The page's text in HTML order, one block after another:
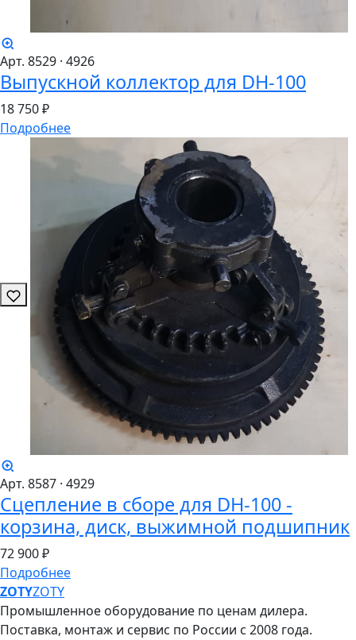
Арт. 8529 · 4926
Выпускной коллектор для DH-100
18750 ₽
Подробнее
Арт. 8587 · 4929
Сцепление в сборе для DH-100 -
корзина, диск, выжимной подшипник
72900 ₽
Подробнее
ZOTYZOTY
Промышленное оборудование по ценам дилера.
Поставка, монтаж и сервис по России с 2008 года.